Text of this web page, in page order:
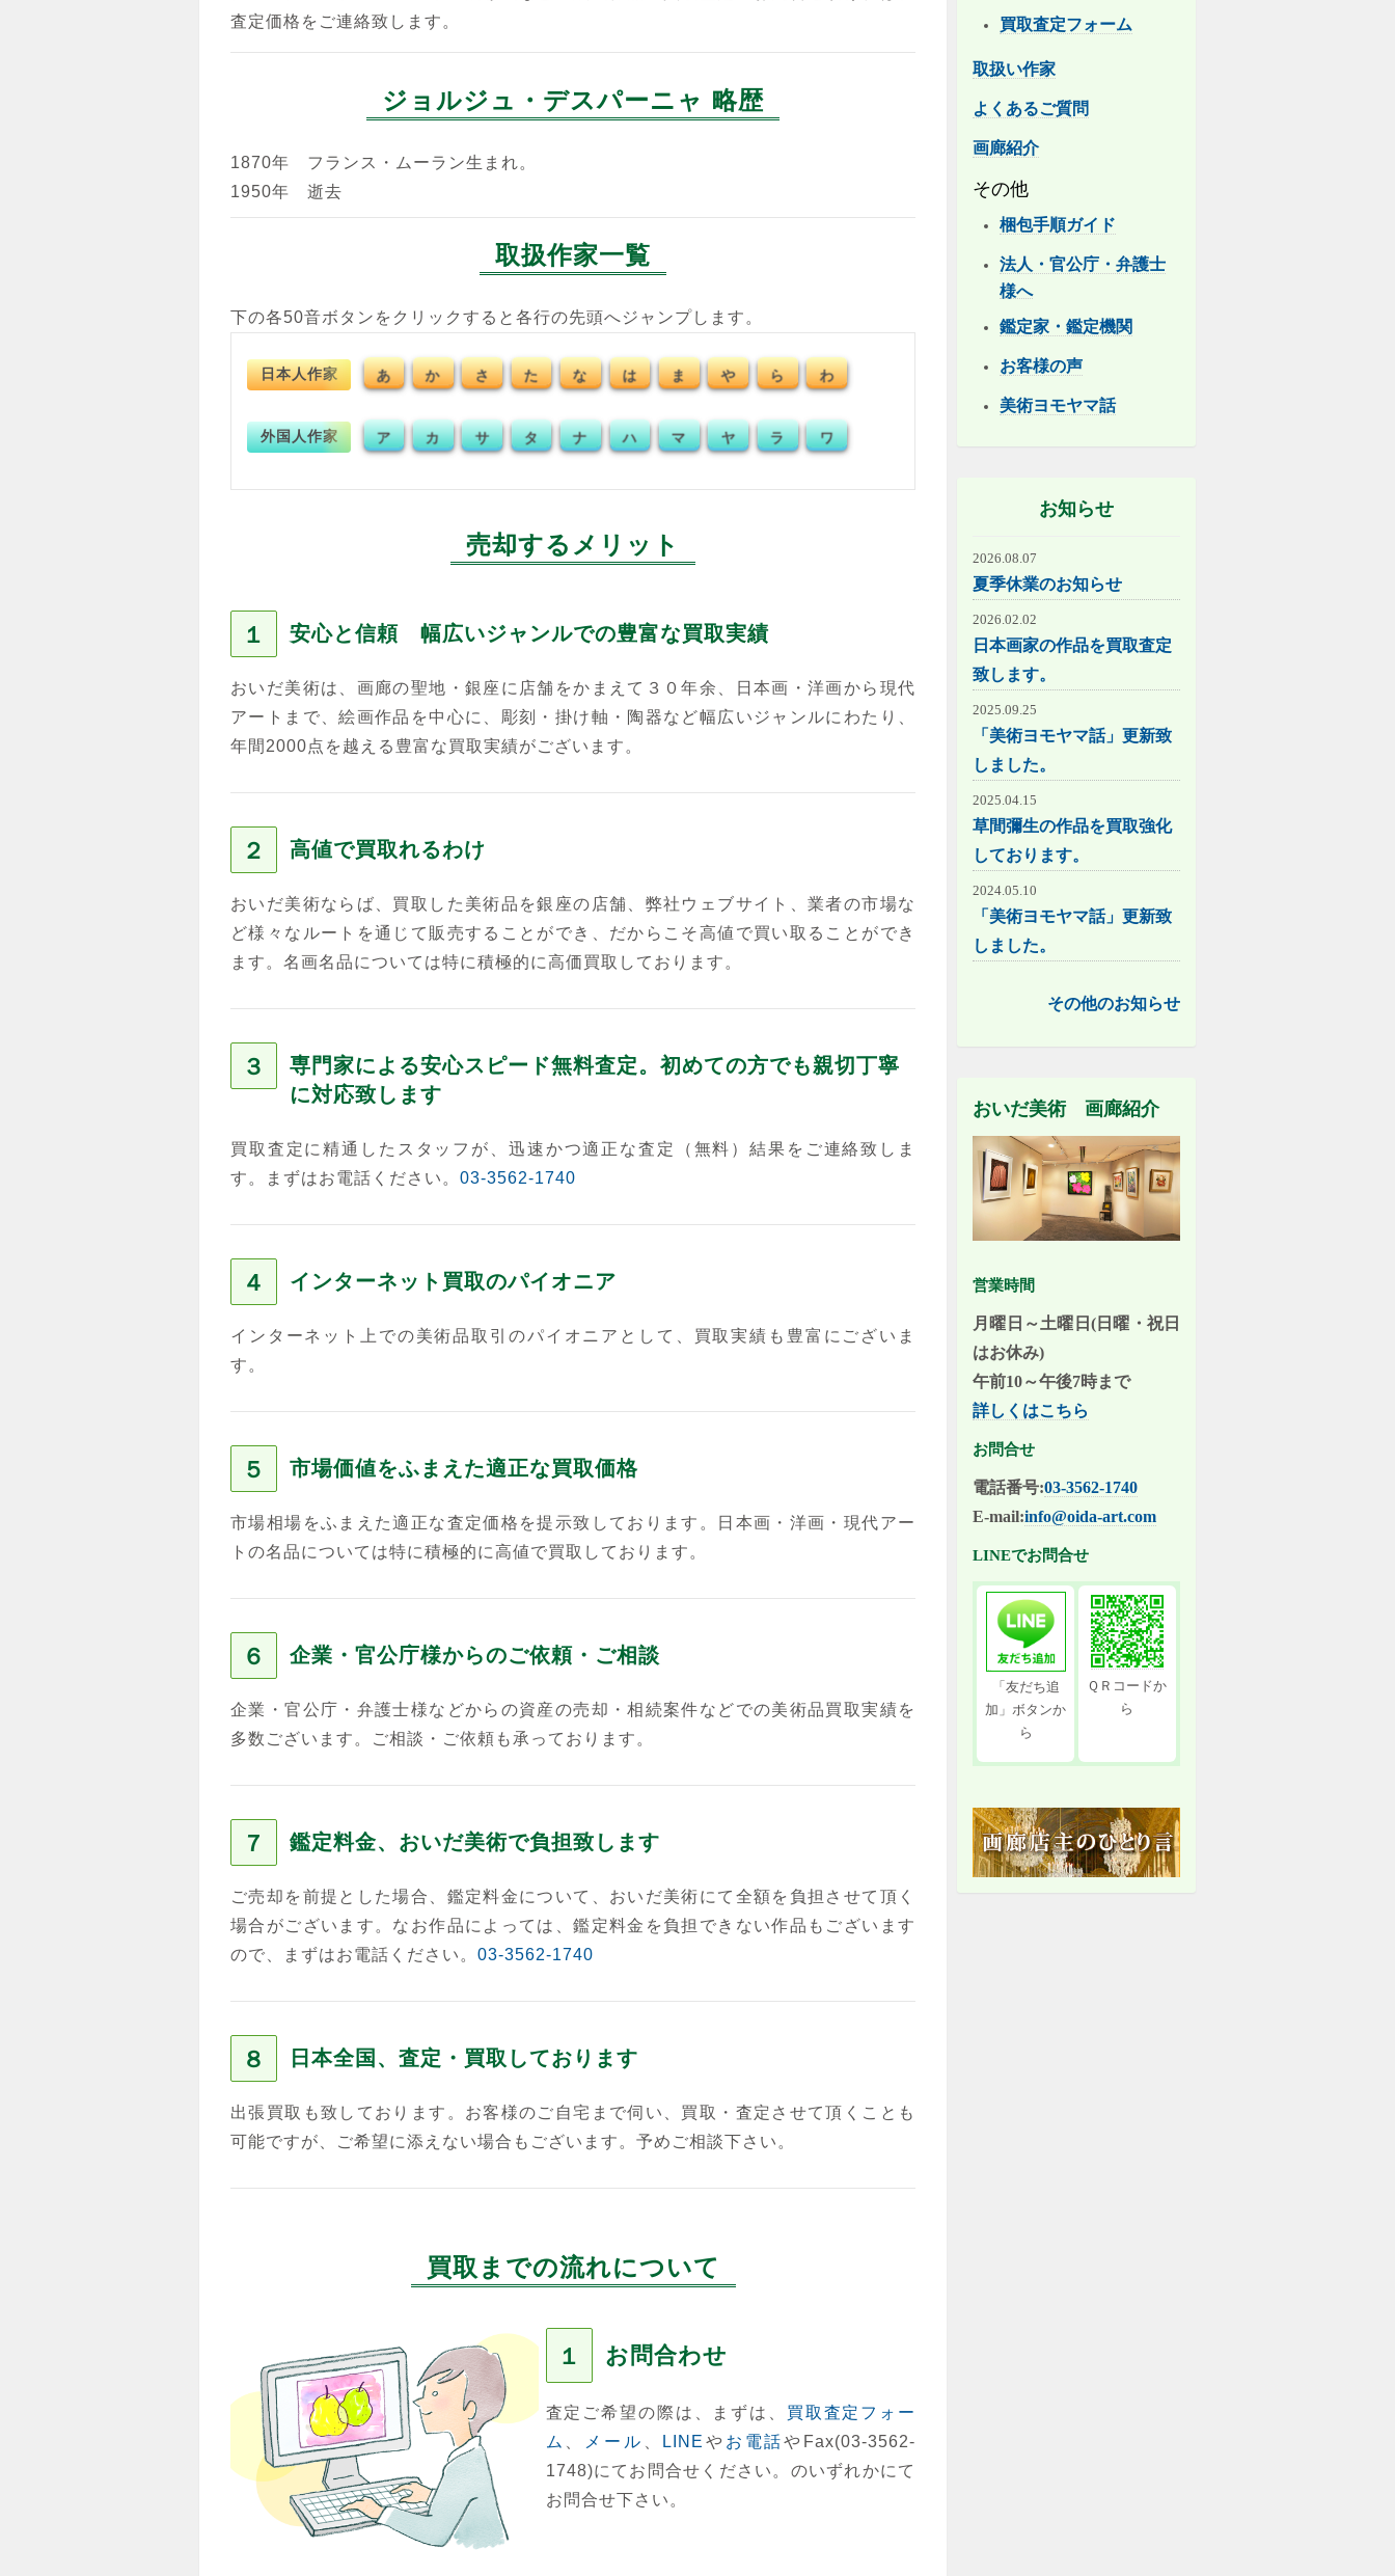
査定価格をご連絡致します。
ジョルジュ・デスパーニャ 略歴
1870年 フランス・ムーラン生まれ。
1950年 逝去
取扱作家一覧
下の各50音ボタンをクリックすると各行の先頭へジャンプします。
日本人作家 あ か さ た な は ま や ら わ
外国人作家 ア カ サ タ ナ ハ マ ヤ ラ ワ
売却するメリット
１ 安心と信頼 幅広いジャンルでの豊富な買取実績
おいだ美術は、画廊の聖地・銀座に店舗をかまえて３０年余、日本画・洋画から現代
アートまで、絵画作品を中心に、彫刻・掛け軸・陶器など幅広いジャンルにわたり、
年間2000点を越える豊富な買取実績がございます。
２ 高値で買取れるわけ
おいだ美術ならば、買取した美術品を銀座の店舗、弊社ウェブサイト、業者の市場な
ど様々なルートを通じて販売することができ、だからこそ高値で買い取ることができ
ます。名画名品については特に積極的に高価買取しております。
３
専門家による安心スピード無料査定。初めての方でも親切丁寧
に対応致します
買取査定に精通したスタッフが、迅速かつ適正な査定（無料）結果をご連絡致しま
す。まずはお電話ください。 03-3562-1740
４ インターネット買取のパイオニア
インターネット上での美術品取引のパイオニアとして、買取実績も豊富にございま
す。
５ 市場価値をふまえた適正な買取価格
市場相場をふまえた適正な査定価格を提示致しております。日本画・洋画・現代アー
トの名品については特に積極的に高値で買取しております。
６ 企業・官公庁様からのご依頼・ご相談
企業・官公庁・弁護士様などからの資産の売却・相続案件などでの美術品買取実績を
多数ございます。ご相談・ご依頼も承っております。
７ 鑑定料金、おいだ美術で負担致します
ご売却を前提とした場合、鑑定料金について、おいだ美術にて全額を負担させて頂く
場合がございます。なお作品によっては、鑑定料金を負担できない作品もございます
ので、まずはお電話ください。 03-3562-1740
８ 日本全国、査定・買取しております
出張買取も致しております。お客様のご自宅まで伺い、買取・査定させて頂くことも
可能ですが、ご希望に添えない場合もございます。予めご相談下さい。
買取までの流れについて
１ お問合わせ
査定ご希望の際は、まずは、 買取査定フォー
ム
メール LINE や お電話やFax(03-3562-
1748)にてお問合せください。のいずれかにて
お問合せ下さい。
買取査定フォーム
取扱い作家
よくあるご質問
画廊紹介
その他
梱包手順ガイド
法人・官公庁・弁護士
様へ
鑑定家・鑑定機関
お客様の声
美術ヨモヤマ話
お知らせ
2026.08.07
夏季休業のお知らせ
2026.02.02
日本画家の作品を買取査定
致します。
2025.09.25
「美術ヨモヤマ話」更新致
しました。
2025.04.15
草間彌生の作品を買取強化
しております。
2024.05.10
「美術ヨモヤマ話」更新致
しました。
その他のお知らせ
おいだ美術 画廊紹介
営業時間
月曜日～土曜日(日曜・祝日
はお休み)
午前10～午後7時まで
詳しくはこちら
お問合せ
電話番号:03-3562-1740
E-mail:info@oida-art.com
LINEでお問合せ
「友だち追
加」ボタンか
ら
ＱＲコードか
ら